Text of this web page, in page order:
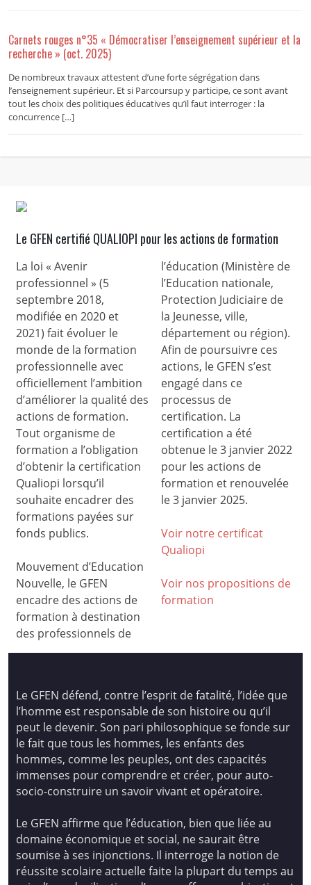
Carnets rouges n°35 « Démocratiser l’enseignement supérieur et la
recherche » (oct. 2025)
De nombreux travaux attestent d’une forte ségrégation dans
l’enseignement supérieur. Et si Parcoursup y participe, ce sont avant
tout les choix des politiques éducatives qu’il faut interroger : la
concurrence […]
Le GFEN certifié QUALIOPI pour les actions de formation
La loi « Avenir
professionnel » (5
septembre 2018,
modifiée en 2020 et
2021) fait évoluer le
monde de la formation
professionnelle avec
officiellement l’ambition
d’améliorer la qualité des
actions de formation.
Tout organisme de
formation a l’obligation
d’obtenir la certification
Qualiopi lorsqu’il
souhaite encadrer des
formations payées sur
fonds publics.
Mouvement d’Education
Nouvelle, le GFEN
encadre des actions de
formation à destination
des professionnels de
l’éducation (Ministère de
l’Education nationale,
Protection Judiciaire de
la Jeunesse, ville,
département ou région).
Afin de poursuivre ces
actions, le GFEN s’est
engagé dans ce
processus de
certification. La
certification a été
obtenue le 3 janvier 2022
pour les actions de
formation et renouvelée
le 3 janvier 2025.
Voir notre certificat
Qualiopi
Voir nos propositions de
formation
Le GFEN défend, contre l’esprit de fatalité, l’idée que
l’homme est responsable de son histoire ou qu’il
peut le devenir. Son pari philosophique se fonde sur
le fait que tous les hommes, les enfants des
hommes, comme les peuples, ont des capacités
immenses pour comprendre et créer, pour auto-
socio-construire un savoir vivant et opératoire.
Le GFEN affirme que l’éducation, bien que liée au
domaine économique et social, ne saurait être
soumise à ses injonctions. Il interroge la notion de
réussite scolaire actuelle faite la plupart du temps au